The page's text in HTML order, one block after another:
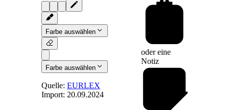
Farbe auswählen
Farbe auswählen
Quelle:EURLEX
Import: 20.09.2024
oder eine
Notiz